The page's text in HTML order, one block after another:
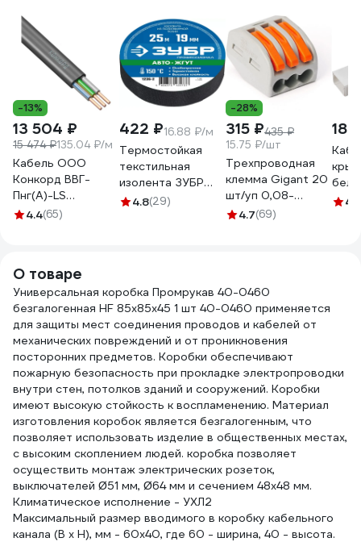
-13%
13 504 ₽
15 474 ₽135.04 ₽/м
Кабель ООО
Конкорд ВВГ-
Пнг(А)-LS
3x2,5ок(N, PE) -
4.4(65)
422 ₽16.88 ₽/м
Термостойкая
текстильная
изолента ЗУБР
Авто-Жгут 19 мм х
4.8(29)
-28%
315 ₽435 ₽
15.75 ₽/шт
Трехпроводная
клемма Gigant 20
шт/уп 0,08-
2,5(4)мм² GCT-
4.7(69)
4.9
О товаре
Универсальная коробка Промрукав 40-0460
безгалогенная HF 85х85х45 1 шт 40-0460 применяется
для защиты мест соединения проводов и кабелей от
механических повреждений и от проникновения
посторонних предметов. Коробки обеспечивают
пожарную безопасность при прокладке электропроводки
внутри стен, потолков зданий и сооружений. Коробки
имеют высокую стойкость к воспламенению. Материал
изготовления коробок является безгалогенным, что
позволяет использовать изделие в общественных местах,
с высоким скоплением людей. коробка позволяет
осуществить монтаж электрических розеток,
выключателей Ø51 мм, Ø64 мм и сечением 48х48 мм.
Климатическое исполнение - УХЛ2
Максимальный размер вводимого в коробку кабельного
канала (B х H), мм - 60х40, где 60 - ширина, 40 - высота.